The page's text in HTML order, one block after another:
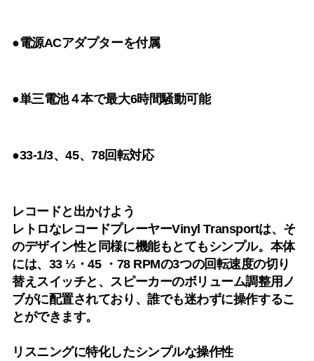
●電源ACアダプターを付属
●単三電池４本で最大6時間騒動可能
●33-1/3、45、78回転対応
レコードと出かけよう
レトロなレコードプレーヤーVinyl Transportは、そ
のデザイン性と同様に機能もとてもシンプル。本体
には、33 ⅓・45 ・78 RPMの3つの回転速度の切り
替えスイッチと、スピーカーのボリューム調整用ノ
ブがに配置されており、誰でも迷わずに操作するこ
とができます。
リスニングに特化したシンプルな操作性